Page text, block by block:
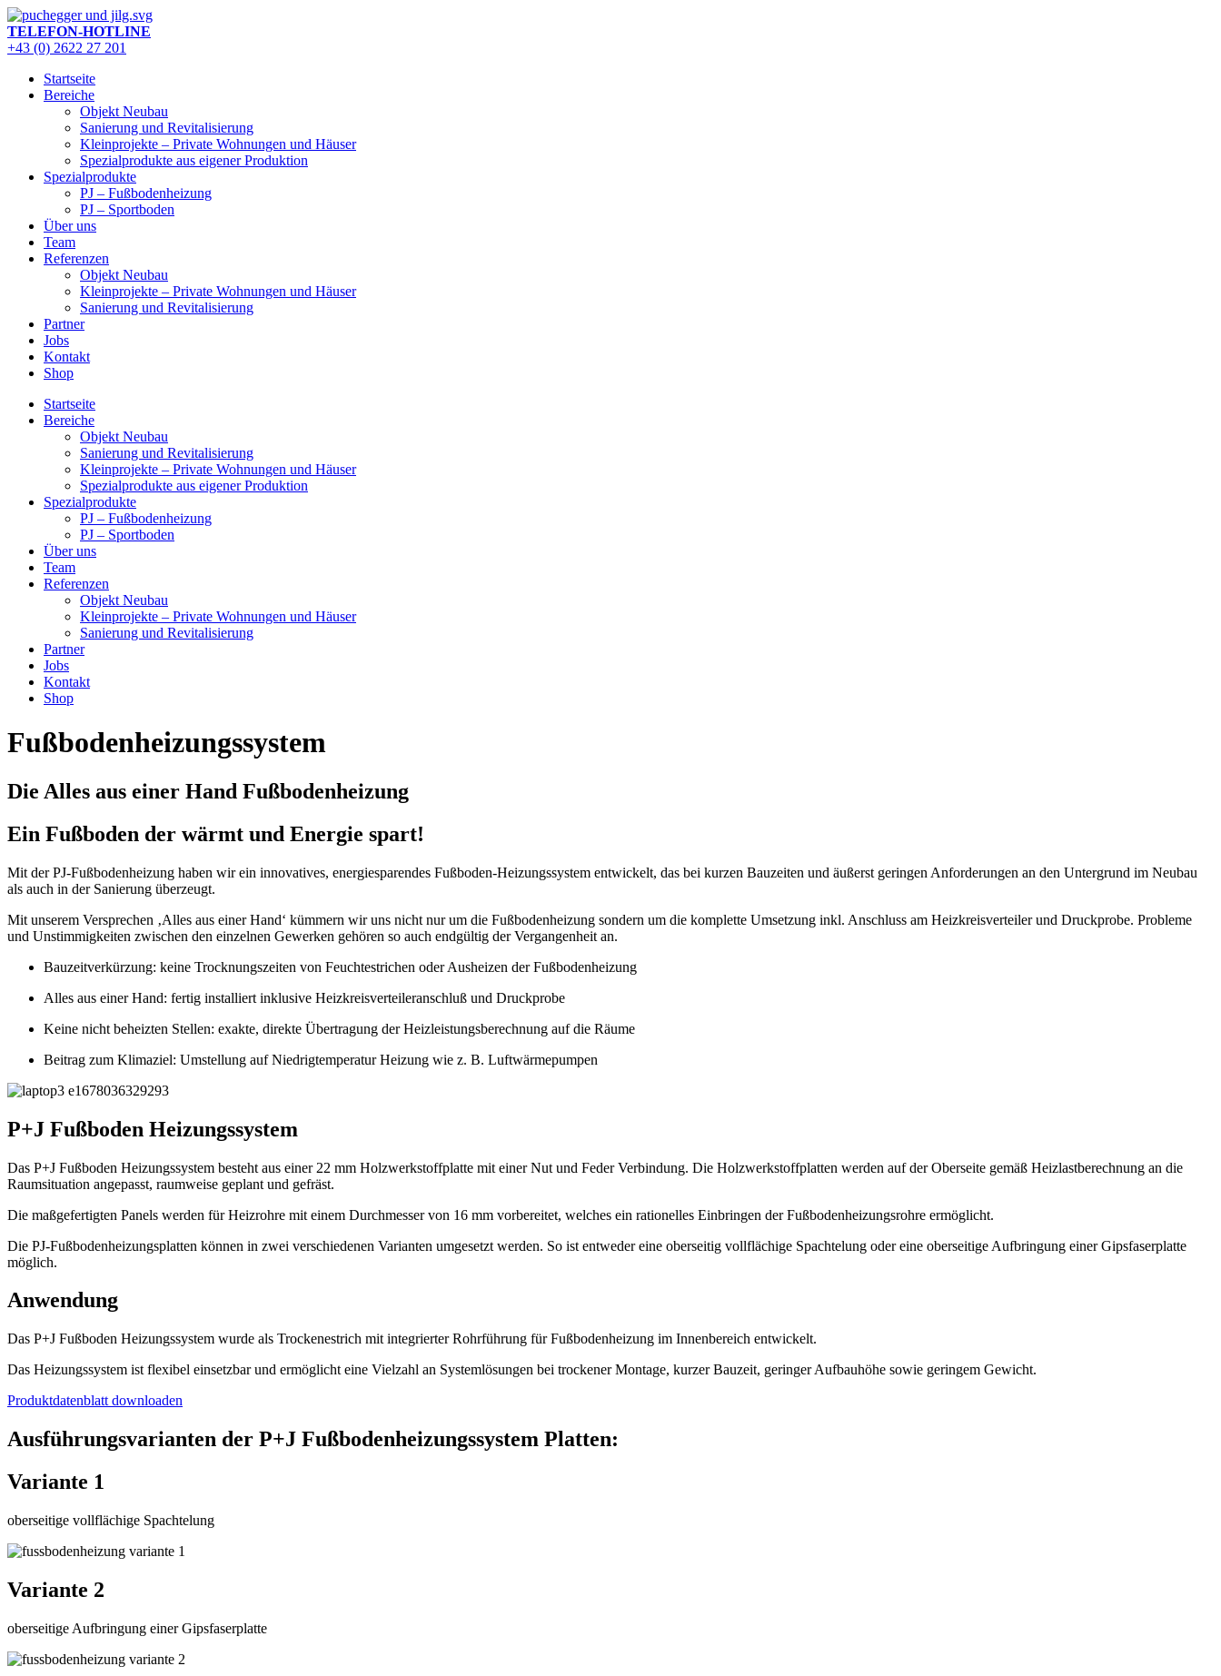
Zum
Inhalt
springen
TELEFON-HOTLINE
+43 (0) 2622 27 201
Startseite
Bereiche
Objekt Neubau
Sanierung und Revitalisierung
Kleinprojekte – Private Wohnungen und Häuser
Spezialprodukte aus eigener Produktion
Spezialprodukte
PJ – Fußbodenheizung
PJ – Sportboden
Über uns
Team
Referenzen
Objekt Neubau
Kleinprojekte – Private Wohnungen und Häuser
Sanierung und Revitalisierung
Partner
Jobs
Kontakt
Shop
Startseite
Bereiche
Objekt Neubau
Sanierung und Revitalisierung
Kleinprojekte – Private Wohnungen und Häuser
Spezialprodukte aus eigener Produktion
Spezialprodukte
PJ – Fußbodenheizung
PJ – Sportboden
Über uns
Team
Referenzen
Objekt Neubau
Kleinprojekte – Private Wohnungen und Häuser
Sanierung und Revitalisierung
Partner
Jobs
Kontakt
Shop
Fußbodenheizungssystem
Die Alles aus einer Hand Fußbodenheizung
Ein Fußboden der wärmt und Energie spart!
Mit der PJ-Fußbodenheizung haben wir ein innovatives, energiesparendes Fußboden-Heizungssystem entwickelt, das bei kurzen Bauzeiten und äußerst geringen Anforderungen an den Untergrund im Neubau
als auch in der Sanierung überzeugt.
Mit unserem Versprechen ‚Alles aus einer Hand‘ kümmern wir uns nicht nur um die Fußbodenheizung sondern um die komplette Umsetzung inkl. Anschluss am Heizkreisverteiler und Druckprobe. Probleme
und Unstimmigkeiten zwischen den einzelnen Gewerken gehören so auch endgültig der Vergangenheit an.
Bauzeitverkürzung: keine Trocknungszeiten von Feuchtestrichen oder Ausheizen der Fußbodenheizung
Alles aus einer Hand: fertig installiert inklusive Heizkreisverteileranschluß und Druckprobe
Keine nicht beheizten Stellen: exakte, direkte Übertragung der Heizleistungsberechnung auf die Räume
Beitrag zum Klimaziel: Umstellung auf Niedrigtemperatur Heizung wie z. B. Luftwärmepumpen
P+J Fußboden Heizungssystem
Das P+J Fußboden Heizungssystem besteht aus einer 22 mm Holzwerkstoffplatte mit einer Nut und Feder Verbindung. Die Holzwerkstoffplatten werden auf der Oberseite gemäß Heizlastberechnung an die
Raumsituation angepasst, raumweise geplant und gefräst.
Die maßgefertigten Panels werden für Heizrohre mit einem Durchmesser von 16 mm vorbereitet, welches ein rationelles Einbringen der Fußbodenheizungsrohre ermöglicht.
Die PJ-Fußbodenheizungsplatten können in zwei verschiedenen Varianten umgesetzt werden. So ist entweder eine oberseitig vollflächige Spachtelung oder eine oberseitige Aufbringung einer Gipsfaserplatte
möglich.
Anwendung
Das P+J Fußboden Heizungssystem wurde als Trockenestrich mit integrierter Rohrführung für Fußbodenheizung im Innenbereich entwickelt.
Das Heizungssystem ist flexibel einsetzbar und ermöglicht eine Vielzahl an Systemlösungen bei trockener Montage, kurzer Bauzeit, geringer Aufbauhöhe sowie geringem Gewicht.
Produktdatenblatt downloaden
Ausführungsvarianten der P+J Fußbodenheizungssystem Platten:
Variante 1
oberseitige vollflächige Spachtelung
Variante 2
oberseitige Aufbringung einer Gipsfaserplatte